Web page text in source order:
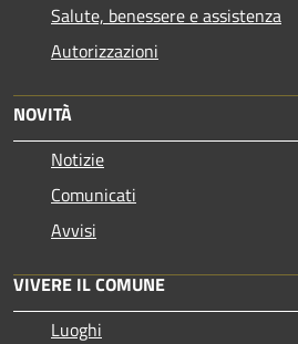
Salute, benessere e assistenza
Autorizzazioni
NOVITÀ
Notizie
Comunicati
Avvisi
VIVERE IL COMUNE
Luoghi